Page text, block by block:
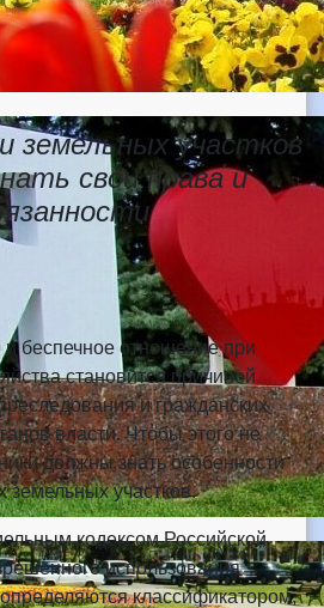
земельных участков
свои права и
беспечное отношение при
становится причиной
и гражданских
власти. Чтобы этого не
должны знать особенности
земельных участков.
кодексом Российской
использования
классификатором,